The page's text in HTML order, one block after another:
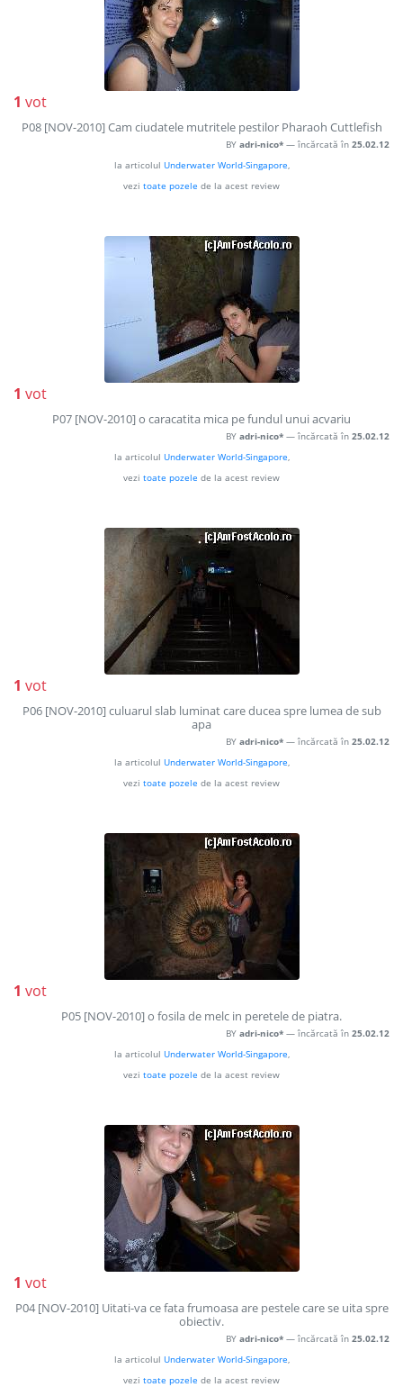
1 vot
P08 [NOV-2010] Cam ciudatele mutritele pestilor Pharaoh Cuttlefish
BY adri-nico* — încărcată în 25.02.12
la articolul Underwater World-Singapore,
vezi toate pozele de la acest review
1 vot
P07 [NOV-2010] o caracatita mica pe fundul unui acvariu
BY adri-nico* — încărcată în 25.02.12
la articolul Underwater World-Singapore,
vezi toate pozele de la acest review
1 vot
P06 [NOV-2010] culuarul slab luminat care ducea spre lumea de sub
apa
BY adri-nico* — încărcată în 25.02.12
la articolul Underwater World-Singapore,
vezi toate pozele de la acest review
1 vot
P05 [NOV-2010] o fosila de melc in peretele de piatra.
BY adri-nico* — încărcată în 25.02.12
la articolul Underwater World-Singapore,
vezi toate pozele de la acest review
1 vot
P04 [NOV-2010] Uitati-va ce fata frumoasa are pestele care se uita spre
obiectiv.
BY adri-nico* — încărcată în 25.02.12
la articolul Underwater World-Singapore,
vezi toate pozele de la acest review